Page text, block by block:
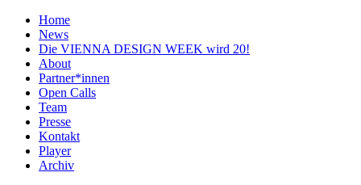
Home
News
Die VIENNA DESIGN WEEK wird 20!
About
Partner*innen
Open Calls
Team
Presse
Kontakt
Player
Archiv